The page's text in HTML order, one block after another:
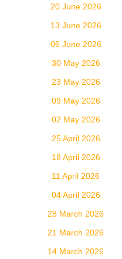
20 June 2026
13 June 2026
06 June 2026
30 May 2026
23 May 2026
09 May 2026
02 May 2026
25 April 2026
18 April 2026
11 April 2026
04 April 2026
28 March 2026
21 March 2026
14 March 2026